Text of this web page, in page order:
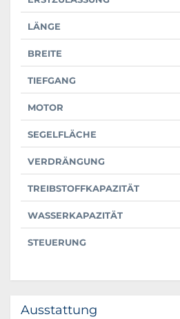
LÄNGE
BREITE
TIEFGANG
MOTOR
SEGELFLÄCHE
VERDRÄNGUNG
TREIBSTOFFKAPAZITÄT
WASSERKAPAZITÄT
STEUERUNG
Ausstattung